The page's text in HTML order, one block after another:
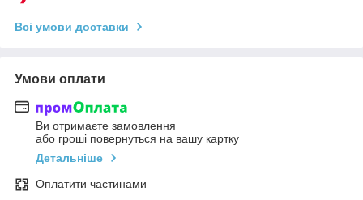
Всі умови доставки
Умови оплати
Ви отримаєте замовлення
або гроші повернуться на вашу картку
Детальніше
Оплатити частинами